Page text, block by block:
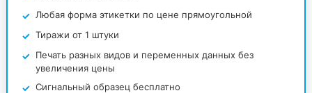
Любая форма этикетки по цене прямоугольной
Тиражи от 1 штуки
Печать разных видов и переменных данных без
увеличения цены
Сигнальный образец бесплатно